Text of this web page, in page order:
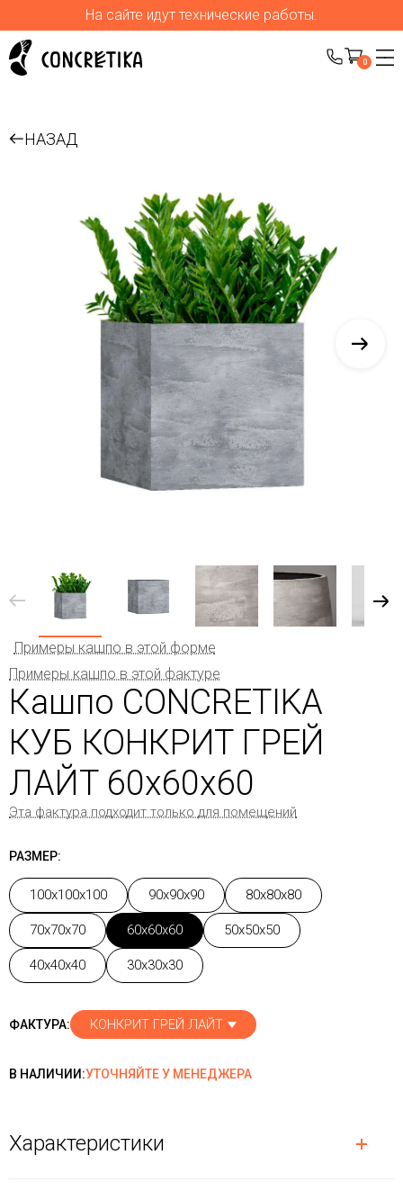
На сайте идут технические работы.
0
НАЗАД
Примеры кашпо в этой форме
Примеры кашпо в этой фактуре
Кашпо CONCRETIKA
КУБ КОНКРИТ ГРЕЙ
ЛАЙТ 60x60x60
Эта фактура подходит только для помещений
РАЗМЕР:
100x100x100 90x90x90 80x80x80
70x70x70 60x60x60 50x50x50
40x40x40 30x30x30
ФАКТУРА: КОНКРИТ ГРЕЙ ЛАЙТ
В НАЛИЧИИ:УТОЧНЯЙТЕ У МЕНЕДЖЕРА
Характеристики